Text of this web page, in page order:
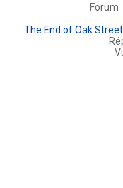
Forum :
The End of Oak